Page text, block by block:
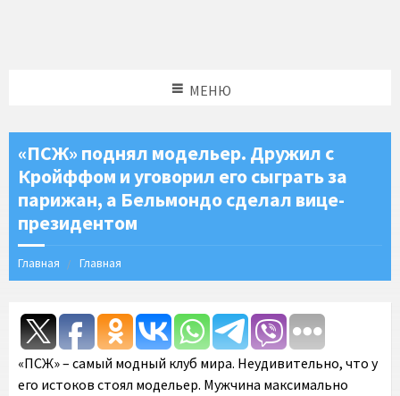
МЕНЮ
«ПСЖ» поднял модельер. Дружил с
Кройффом и уговорил его сыграть за
парижан, а Бельмондо сделал вице-
президентом
Главная Главная
«ПСЖ» – самый модный клуб мира. Неудивительно, что у
его истоков стоял модельер. Мужчина максимально